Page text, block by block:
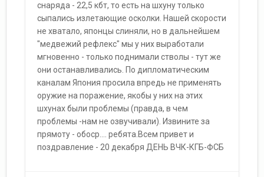
снаряда - 22,5 кбт, то есть на шхуну только
сыпались излетающие осколки. Нашей скорости
не хватало, японцы слиняли, но в дальнейшем
"медвежий рефлекс" мы у них выработали
мгновенно - только поднимали стволы - тут же
они останавливались. По дипломатическим
каналам Япония просила впредь не применять
оружие на поражение, якобы у них на этих
шхунах были проблемы (правда, в чем
проблемы -нам не озвучивали). Извините за
прямоту - обоср.... ребята.Всем привет и
поздравление - 20 декабря ДЕНЬ ВЧК-КГБ-ФСБ